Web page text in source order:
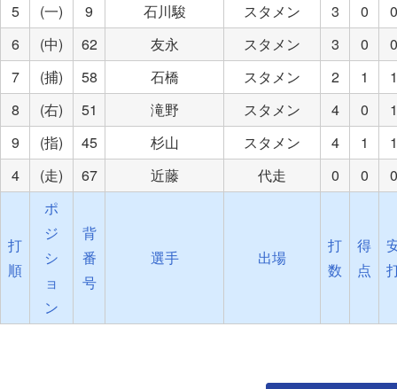
5
(一) 9 石川駿 スタメン 3 0
0
6
(中) 62 友永 スタメン 3 0
0
7
(捕) 58 石橋 スタメン 2 1
1
8
(右) 51 滝野 スタメン 4 0
1
9
(指) 45 杉山 スタメン 4 1
1
4
(走) 67 近藤 代走 0 0 0
打
順
ポ
ジ
シ
ョ
ン
背
番
号
選手 出場
打
数
得
点